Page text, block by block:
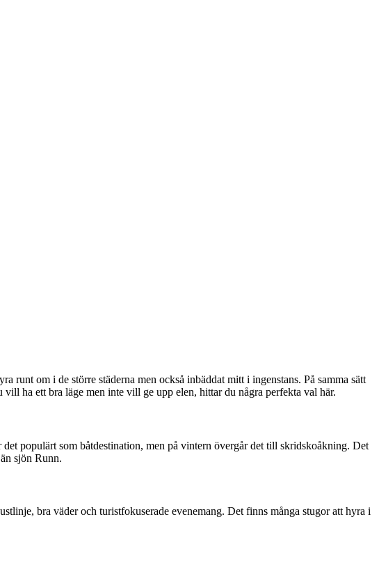
runt om i de större städerna men också inbäddat mitt i ingenstans. På samma sätt
ha ett bra läge men inte vill ge upp elen, hittar du några perfekta val här.
populärt som båtdestination, men på vintern övergår det till skridskoåkning. Det
sjön Runn.
bra väder och turistfokuserade evenemang. Det finns många stugor att hyra i